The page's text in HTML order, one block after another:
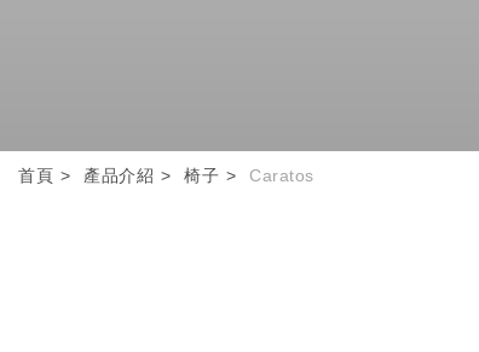
首頁 產品介紹 椅子 Caratos